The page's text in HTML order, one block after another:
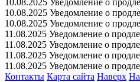
10.08.2025 Уведомление о
10.08.2025 Уведомление о
11.08.2025 Уведомление о
11.08.2025 Уведомление о
11.08.2025 Уведомление о
11.08.2025 Уведомление о
Контакты Карта сайта Наверх